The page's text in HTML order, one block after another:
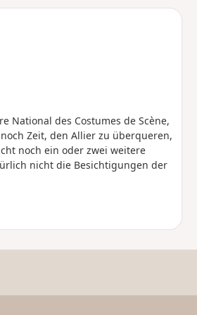
National des Costumes de Scène,
Zeit, den Allier zu überqueren,
noch ein oder zwei weitere
nicht die Besichtigungen der